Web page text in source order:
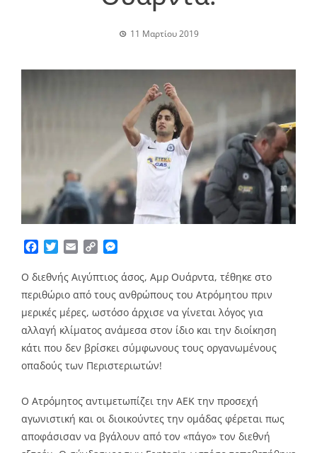
11 Μαρτίου 2019
Facebook
TwitterEmailCopy
Ο διεθνής Αιγύπτιος άσος, Αμρ Ουάρντα, τέθηκε στο
περιθώριο από τους ανθρώπους του Ατρόμητου πριν
μερικές μέρες, ωστόσο άρχισε να γίνεται λόγος για
αλλαγή κλίματος ανάμεσα στον ίδιο και την διοίκηση
κάτι που δεν βρίσκει σύμφωνους τους οργανωμένους
οπαδούς των Περιστεριωτών!
Ο Ατρόμητος αντιμετωπίζει την ΑΕΚ την προσεχή
αγωνιστική και οι διοικούντες την ομάδας φέρεται πως
αποφάσισαν να βγάλουν από τον «πάγο» τον διεθνή